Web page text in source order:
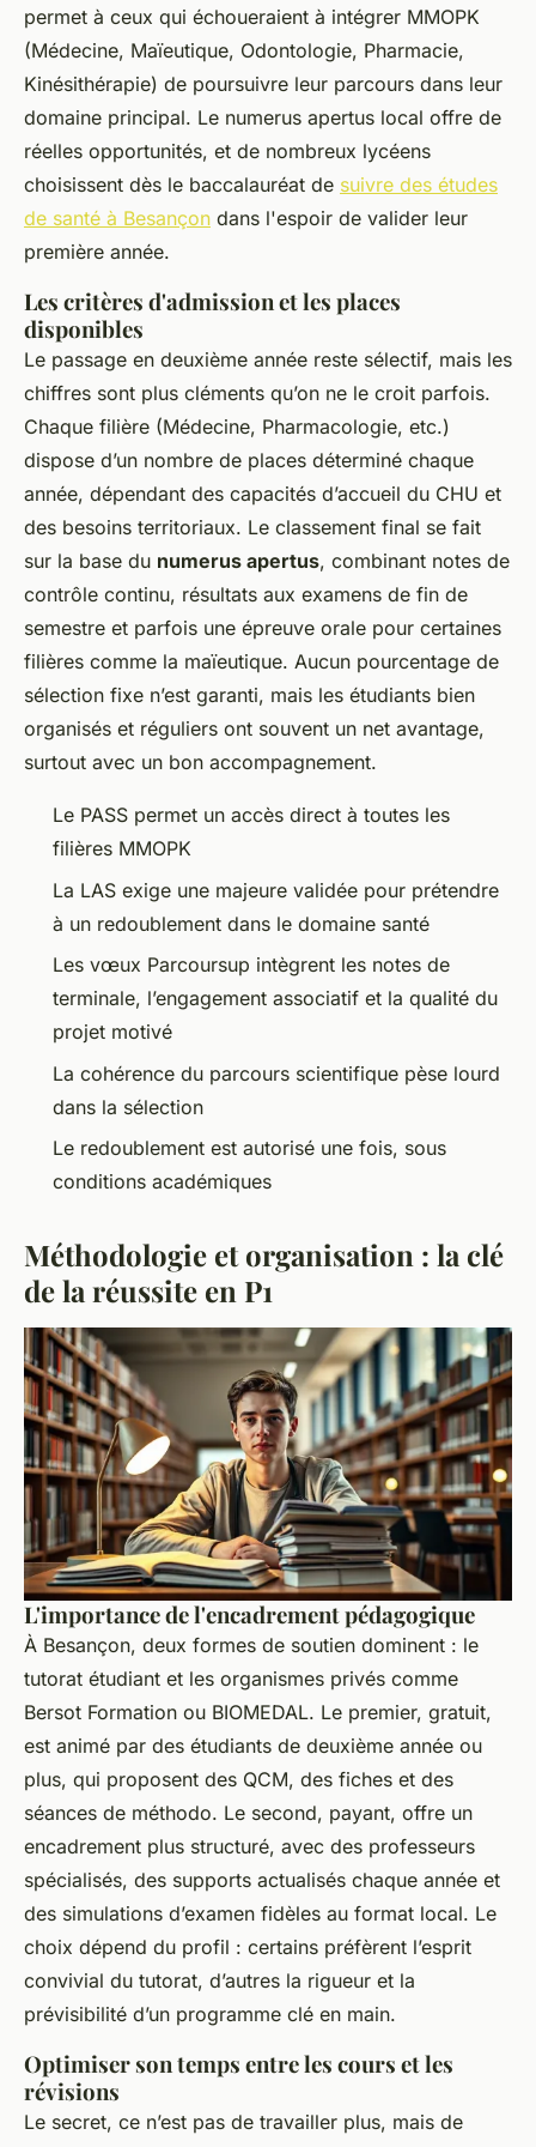
permet à ceux qui échoueraient à intégrer MMOPK
(Médecine, Maïeutique, Odontologie, Pharmacie,
Kinésithérapie) de poursuivre leur parcours dans leur
domaine principal. Le numerus apertus local offre de
réelles opportunités, et de nombreux lycéens
choisissent dès le baccalauréat de suivre des études
de santé à Besançon dans l'espoir de valider leur
première année.
Les critères d'admission et les places
disponibles
Le passage en deuxième année reste sélectif, mais les
chiffres sont plus cléments qu’on ne le croit parfois.
Chaque filière (Médecine, Pharmacologie, etc.)
dispose d’un nombre de places déterminé chaque
année, dépendant des capacités d’accueil du CHU et
des besoins territoriaux. Le classement final se fait
sur la base du numerus apertus, combinant notes de
contrôle continu, résultats aux examens de fin de
semestre et parfois une épreuve orale pour certaines
filières comme la maïeutique. Aucun pourcentage de
sélection fixe n’est garanti, mais les étudiants bien
organisés et réguliers ont souvent un net avantage,
surtout avec un bon accompagnement.
Le PASS permet un accès direct à toutes les
filières MMOPK
La LAS exige une majeure validée pour prétendre
à un redoublement dans le domaine santé
Les vœux Parcoursup intègrent les notes de
terminale, l’engagement associatif et la qualité du
projet motivé
La cohérence du parcours scientifique pèse lourd
dans la sélection
Le redoublement est autorisé une fois, sous
conditions académiques
Méthodologie et organisation : la clé
de la réussite en P1
L'importance de l'encadrement pédagogique
À Besançon, deux formes de soutien dominent : le
tutorat étudiant et les organismes privés comme
Bersot Formation ou BIOMEDAL. Le premier, gratuit,
est animé par des étudiants de deuxième année ou
plus, qui proposent des QCM, des fiches et des
séances de méthodo. Le second, payant, offre un
encadrement plus structuré, avec des professeurs
spécialisés, des supports actualisés chaque année et
des simulations d’examen fidèles au format local. Le
choix dépend du profil : certains préfèrent l’esprit
convivial du tutorat, d’autres la rigueur et la
prévisibilité d’un programme clé en main.
Optimiser son temps entre les cours et les
révisions
Le secret, ce n’est pas de travailler plus, mais de